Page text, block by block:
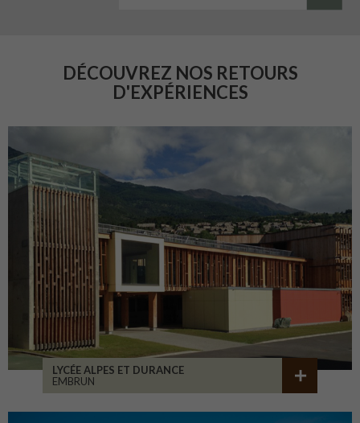
DÉCOUVREZ NOS RETOURS
D'EXPÉRIENCES
LYCÉE ALPES ET DURANCE
EMBRUN